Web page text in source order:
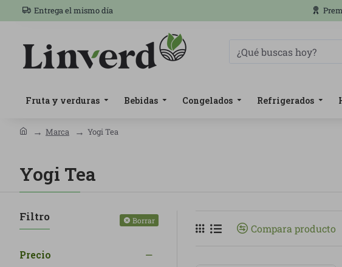
Entrega el mismo día
Fruta y verduras Bebidas Congelados Refrigerados
Marca Yogi Tea
Yogi Tea
Filtro Borrar
Precio
Compara producto